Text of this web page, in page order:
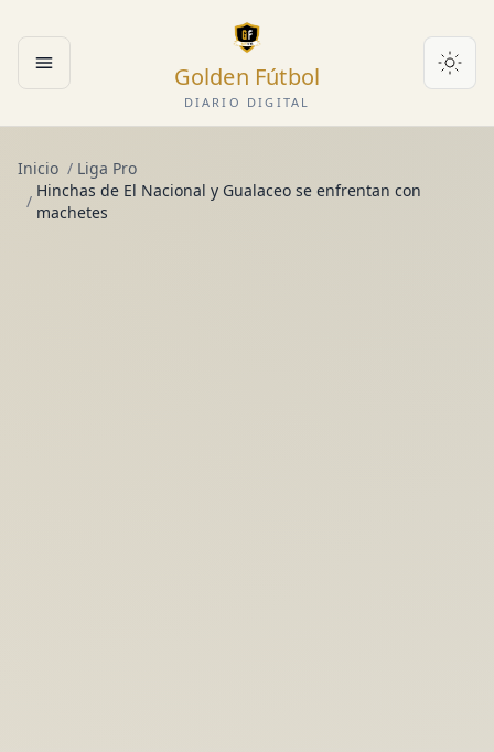
Abrir menú Golden Fútbol
DIARIO DIGITAL
Inicio / Liga Pro
/
Hinchas de El Nacional y Gualaceo se enfrentan con
machetes